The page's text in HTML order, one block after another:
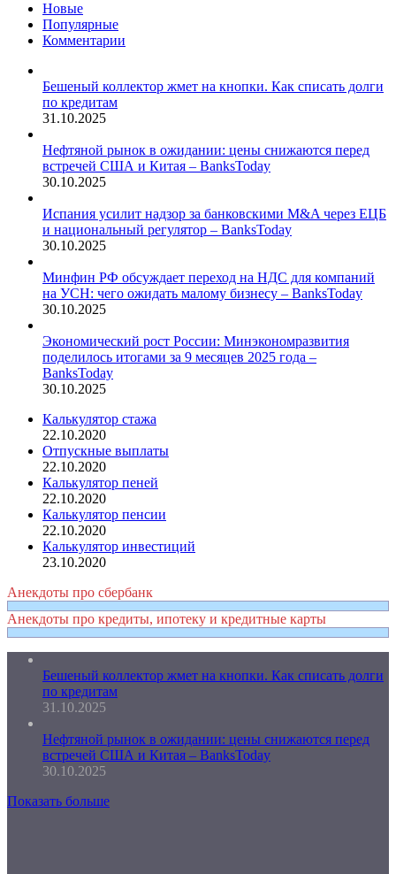
Новые
Популярные
Комментарии
Бешеный коллектор жмет на кнопки. Как списать долги
по кредитам
31.10.2025
Нефтяной рынок в ожидании: цены снижаются перед
встречей США и Китая – BanksToday
30.10.2025
Испания усилит надзор за банковскими M&A через ЕЦБ
и национальный регулятор – BanksToday
30.10.2025
Минфин РФ обсуждает переход на НДС для компаний
на УСН: чего ожидать малому бизнесу – BanksToday
30.10.2025
Экономический рост России: Минэкономразвития
поделилось итогами за 9 месяцев 2025 года –
BanksToday
30.10.2025
Калькулятор стажа
22.10.2020
Отпускные выплаты
22.10.2020
Калькулятор пеней
22.10.2020
Калькулятор пенсии
22.10.2020
Калькулятор инвестиций
23.10.2020
Анекдоты про сбербанк
Анекдоты про кредиты, ипотеку и кредитные карты
Бешеный коллектор жмет на кнопки. Как списать долги
по кредитам
31.10.2025
Нефтяной рынок в ожидании: цены снижаются перед
встречей США и Китая – BanksToday
30.10.2025
Показать больше